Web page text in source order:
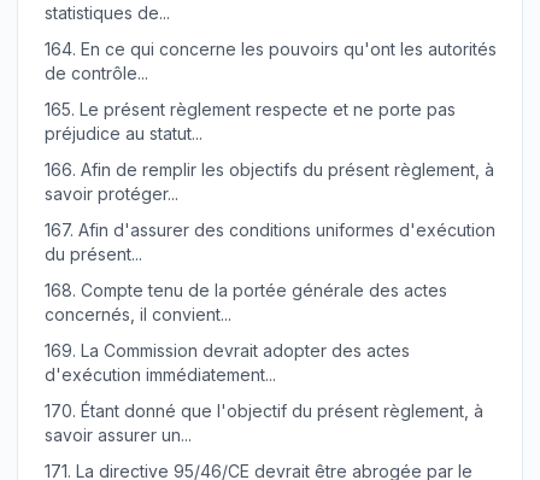
statistiques de...
164. En ce qui concerne les pouvoirs qu'ont les autorités
de contrôle...
165. Le présent règlement respecte et ne porte pas
préjudice au statut...
166. Afin de remplir les objectifs du présent règlement, à
savoir protéger...
167. Afin d'assurer des conditions uniformes d'exécution
du présent...
168. Compte tenu de la portée générale des actes
concernés, il convient...
169. La Commission devrait adopter des actes
d'exécution immédiatement...
170. Étant donné que l'objectif du présent règlement, à
savoir assurer un...
171. La directive 95/46/CE devrait être abrogée par le